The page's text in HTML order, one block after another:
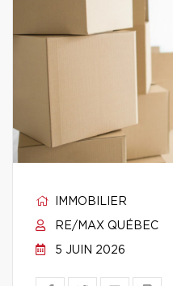
IMMOBILIER
RE/MAX QUÉBEC
5 JUIN 2026